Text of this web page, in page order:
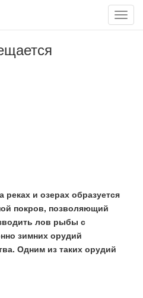
Меню
и озерах образуется
покров, позволяющий
лов рыбы с
зимних орудий
Одним из таких орудий